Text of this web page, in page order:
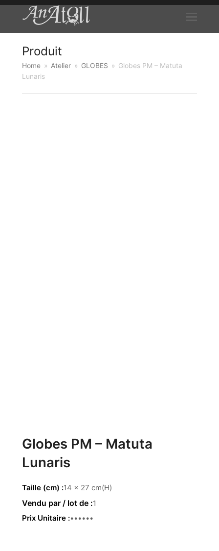
Produit
Home » Atelier » GLOBES » Globes PM – Matuta
Lunaris
Globes PM – Matuta
Lunaris
Taille (cm) 14 x 27 cm(H)
1
Prix Unitaire 39.00€